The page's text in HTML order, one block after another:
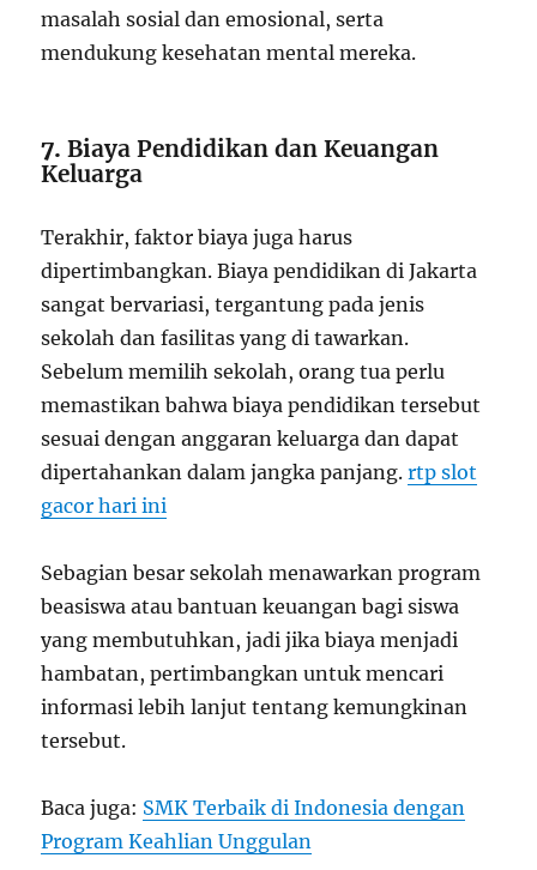
masalah sosial dan emosional, serta
mendukung kesehatan mental mereka.
7.Biaya Pendidikan dan Keuangan
Keluarga
Terakhir, faktor biaya juga harus
dipertimbangkan. Biaya pendidikan di Jakarta
sangat bervariasi, tergantung pada jenis
sekolah dan fasilitas yang di tawarkan.
Sebelum memilih sekolah, orang tua perlu
memastikan bahwa biaya pendidikan tersebut
sesuai dengan anggaran keluarga dan dapat
dipertahankan dalam jangka panjang.rtp slot
gacor hari ini
Sebagian besar sekolah menawarkan program
beasiswa atau bantuan keuangan bagi siswa
yang membutuhkan, jadi jika biaya menjadi
hambatan, pertimbangkan untuk mencari
informasi lebih lanjut tentang kemungkinan
tersebut.
Baca juga: SMK Terbaik di Indonesia dengan
Program Keahlian Unggulan